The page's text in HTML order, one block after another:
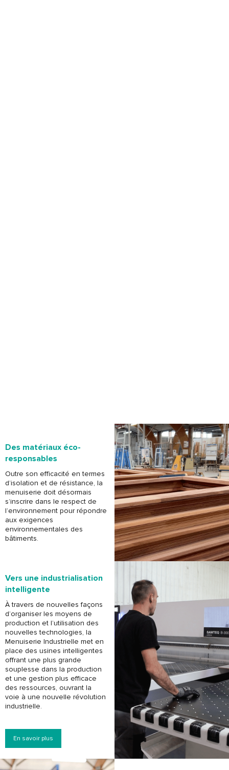
Des matériaux éco-
responsables
Outre son efficacité en termes
d’isolation et de résistance, la
menuiserie doit désormais
s’inscrire dans le respect de
l’environnement pour répondre
aux exigences
environnementales des
bâtiments.
Vers une industrialisation
intelligente
À travers de nouvelles façons
d’organiser les moyens de
production et l’utilisation des
nouvelles technologies, la
Menuiserie Industrielle met en
place des usines intelligentes
offrant une plus grande
souplesse dans la production
et une gestion plus efficace
des ressources, ouvrant la
voie à une nouvelle révolution
industrielle.
En savoir plus